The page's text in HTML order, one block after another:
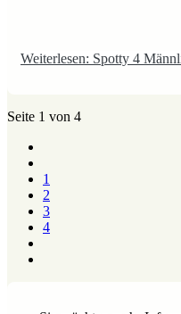
Weiterlesen: Spotty 4
Seite 1 von 4
1
2
3
4